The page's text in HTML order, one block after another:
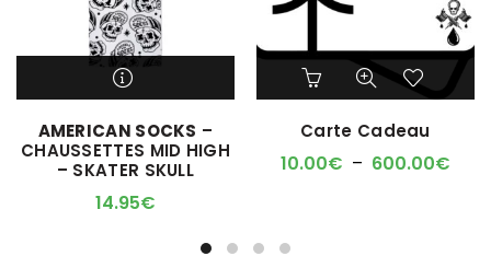
Ce
plusieurs
variations.
Les
options
M'ALERTER QUAND
L'ARTICLE SERA DISPO !
AMERICAN SOCKS –
CHAUSSETTES MID HIGH
– SKATER SKULL
14.95€
Ce
produit
plusieurs
variations.
Les
Carte Cadeau
10.00€ – 600.00€